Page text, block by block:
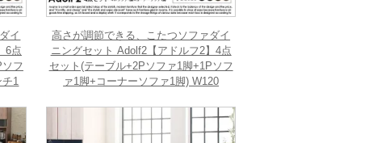
イ
6点
フ
1
高さが調節できる、こたつソファダイ
ニングセット Adolf2【アドルフ2】4点
セット(テーブル+2Pソファ1脚+1Pソフ
ァ1脚+コーナーソファ1脚) W120